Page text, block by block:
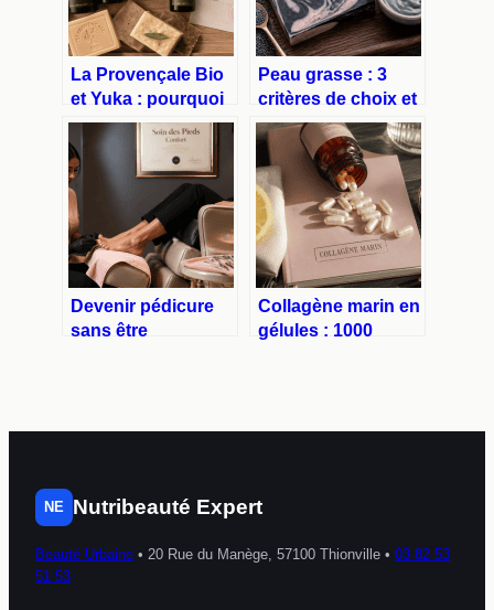
La Provençale Bio
et Yuka : pourquoi
certains produits
naturels sont-ils
moins bien notés ?
Peau grasse : 3
critères de choix et
5 actifs naturels
pour stopper la
brillance
Devenir pédicure
sans être
en soins de confort
Collagène marin en
gélules : 1000
souples
NE Nutribeauté Expert
Beauté Urbaine • 20 Rue du Manège, 57100 Thionville • 03 82 53
51 53